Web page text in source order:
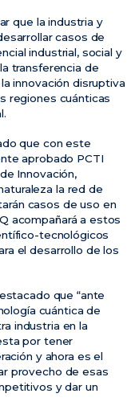
que la industria y
casos de
industrial, social y
transferencia de
innovación disruptiva
regiones cuánticas
que con este
aprobado PCTI
Innovación,
la red de
casos de uso en
acompañará a estos
tecnológicos
el desarrollo de los
que “ante
cuántica de
industria en la
por tener
y ahora es el
provecho de esas
y dar un